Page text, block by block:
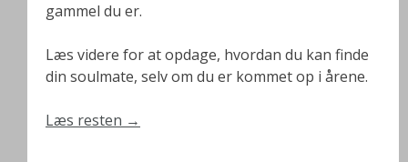
gammel du er.
Læs videre for at opdage, hvordan du kan finde
din soulmate, selv om du er kommet op i årene.
Læs resten →